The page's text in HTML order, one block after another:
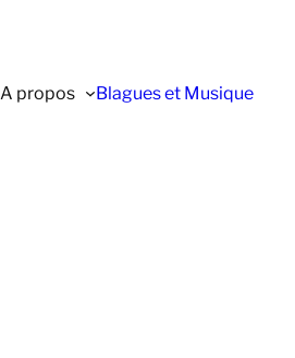
A propos Blagues et Musique